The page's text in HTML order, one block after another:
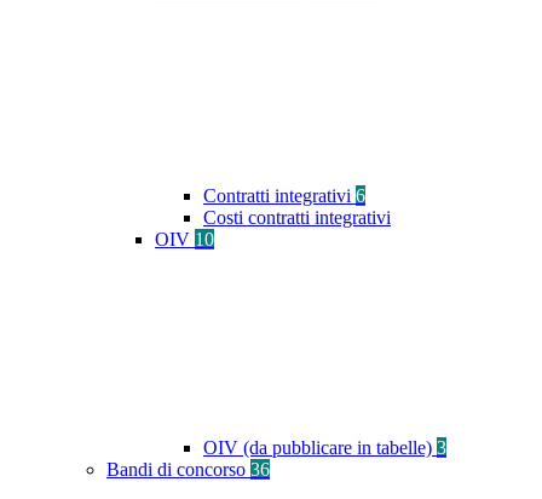
Contratti integrativi 6
Costi contratti integrativi
OIV 10
OIV (da pubblicare in tabelle) 3
Bandi di concorso 36